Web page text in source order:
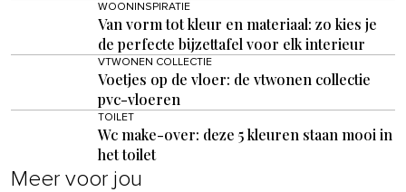
WOONINSPIRATIE
Van vorm tot kleur en materiaal: zo kies je
de perfecte bijzettafel voor elk interieur
VTWONEN COLLECTIE
Voetjes op de vloer: de vtwonen collectie
pvc-vloeren
TOILET
Wc make-over: deze 5 kleuren staan mooi in
het toilet
Meer voor jou